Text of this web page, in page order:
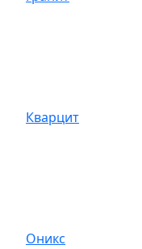
Кварцит
Оникс